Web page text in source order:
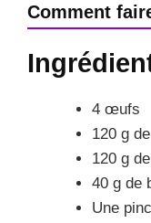
Comment
4 œufs
120 g
120 g
40 g de
Une